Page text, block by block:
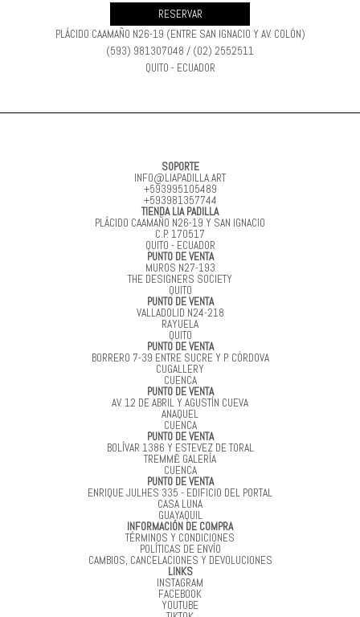
RESERVAR
PLÁCIDO CAAMAÑO N26-19 (ENTRE SAN IGNACIO Y AV. COLÓN)
(593) 981307048 / (02) 2552511
QUITO - ECUADOR
SOPORTE
INFO@LIAPADILLA.ART
+593995105489
+593981357744
TIENDA LIA PADILLA
PLÁCIDO CAAMAÑO N26-19 Y SAN IGNACIO
C.P. 170517
QUITO - ECUADOR
PUNTO DE VENTA
MUROS N27-193
THE DESIGNERS SOCIETY
QUITO
PUNTO DE VENTA
VALLADOLID N24-218
RAYUELA
QUITO
PUNTO DE VENTA
BORRERO 7-39 ENTRE SUCRE Y P. CÓRDOVA
CUGALLERY
CUENCA
PUNTO DE VENTA
AV. 12 DE ABRIL Y AGUSTÍN CUEVA
ANAQUEL
CUENCA
PUNTO DE VENTA
BOLÍVAR 1386 Y ESTEVEZ DE TORAL
TREMMĒ GALERÍA
CUENCA
PUNTO DE VENTA
ENRIQUE JULHES 335 - EDIFICIO DEL PORTAL
CASA LUNA
GUAYAQUIL
INFORMACIÓN DE COMPRA
TÉRMINOS Y CONDICIONES
POLÍTICAS DE ENVÍO
CAMBIOS, CANCELACIONES Y DEVOLUCIONES
LINKS
INSTAGRAM
FACEBOOK
YOUTUBE